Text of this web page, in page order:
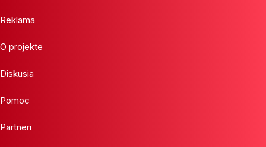
Reklama
O projekte
Diskusia
Pomoc
Partneri